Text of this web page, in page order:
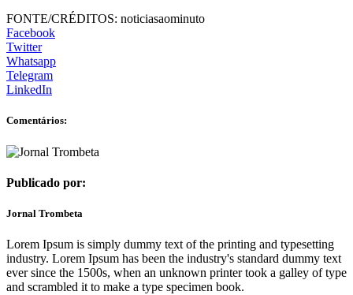
FONTE/CRÉDITOS: noticiasaominuto
Facebook
Twitter
Whatsapp
Telegram
LinkedIn
Comentários:
Publicado por:
Jornal Trombeta
Lorem Ipsum is simply dummy text of the printing and typesetting
industry. Lorem Ipsum has been the industry's standard dummy text
ever since the 1500s, when an unknown printer took a galley of type
and scrambled it to make a type specimen book.